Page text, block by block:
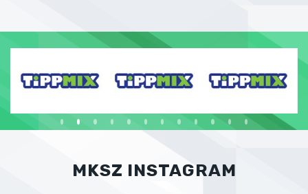
MKSZ INSTAGRAM